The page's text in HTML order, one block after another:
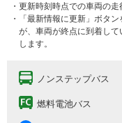
・更新時刻時点での車両の
・「最新情報に更新」ボタ
が、車両が終点に到着し
します。
ノンステップバス
燃料電池バス